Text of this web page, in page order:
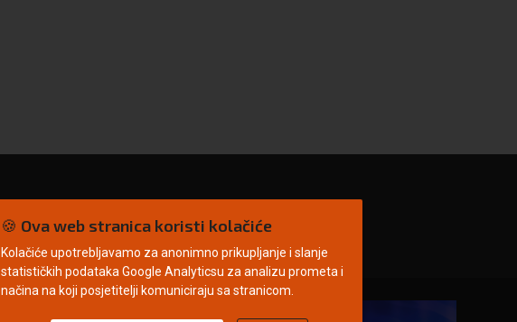
🍪 Ova web stranica koristi kolačiće
Kolačiće upotrebljavamo za anonimno prikupljanje i slanje
statističkih podataka Google Analyticsu za analizu prometa i
načina na koji posjetitelji komuniciraju sa stranicom.